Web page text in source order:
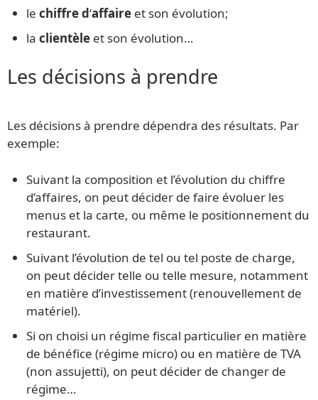
lechiffred‘affaire et son évolution;
laclientèle et son évolution…
Les décisions à prendre
Les décisions à prendre dépendra des résultats. Par
exemple:
Suivant la composition et l’évolution du chiffre
d’affaires, on peut décider de faire évoluer les
menus et la carte, ou même le positionnement du
restaurant.
Suivant l’évolution de tel ou tel poste de charge,
on peut décider telle ou telle mesure, notamment
en matière d’investissement (renouvellement de
matériel).
Si on choisi un régime fiscal particulier en matière
de bénéfice (régime micro) ou en matière de TVA
(non assujetti), on peut décider de changer de
régime…